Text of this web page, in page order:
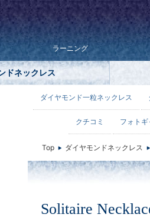
ラーニング
ドネックレス
Solitaire
Top ダイヤモンドネックレス
ダイヤモンド一粒ネックレス
クチコミ フォト